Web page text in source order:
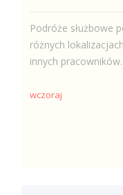
Podróże służbowe
różnych
innych
wczoraj